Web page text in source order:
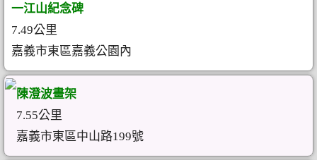
一江山紀念碑
7.49公里
嘉義市東區嘉義公園內
陳澄波畫架
7.55公里
嘉義市東區中山路199號